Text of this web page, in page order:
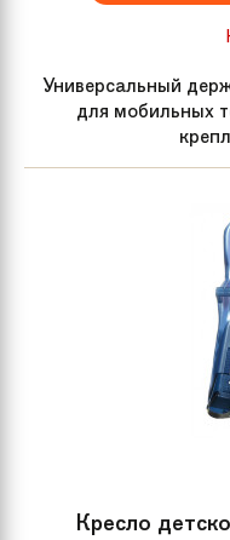
Универсальный
для мобильных
Кресло